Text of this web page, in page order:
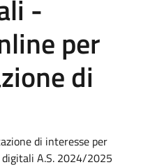
-
per
di
di interesse per
A.S. 2024/2025